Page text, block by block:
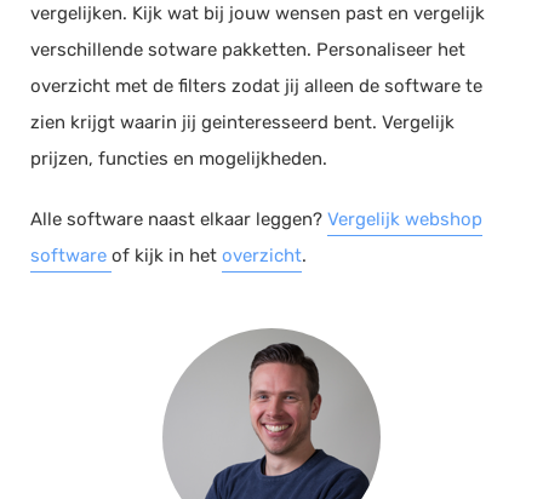
vergelijken. Kijk wat bij jouw wensen past en vergelijk
verschillende sotware pakketten. Personaliseer het
overzicht met de filters zodat jij alleen de software te
zien krijgt waarin jij geinteresseerd bent. Vergelijk
prijzen, functies en mogelijkheden.
Alle software naast elkaar leggen? Vergelijk webshop
software of kijk in het overzicht.